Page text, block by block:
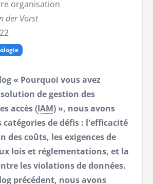
organisation
der Vorst
« Pourquoi vous avez
de gestion des
accès (IAM) », nous avons
de défis : l'efficacité
des coûts, les exigences de
lois et réglementations, et la
les violations de données.
précédent, nous avons